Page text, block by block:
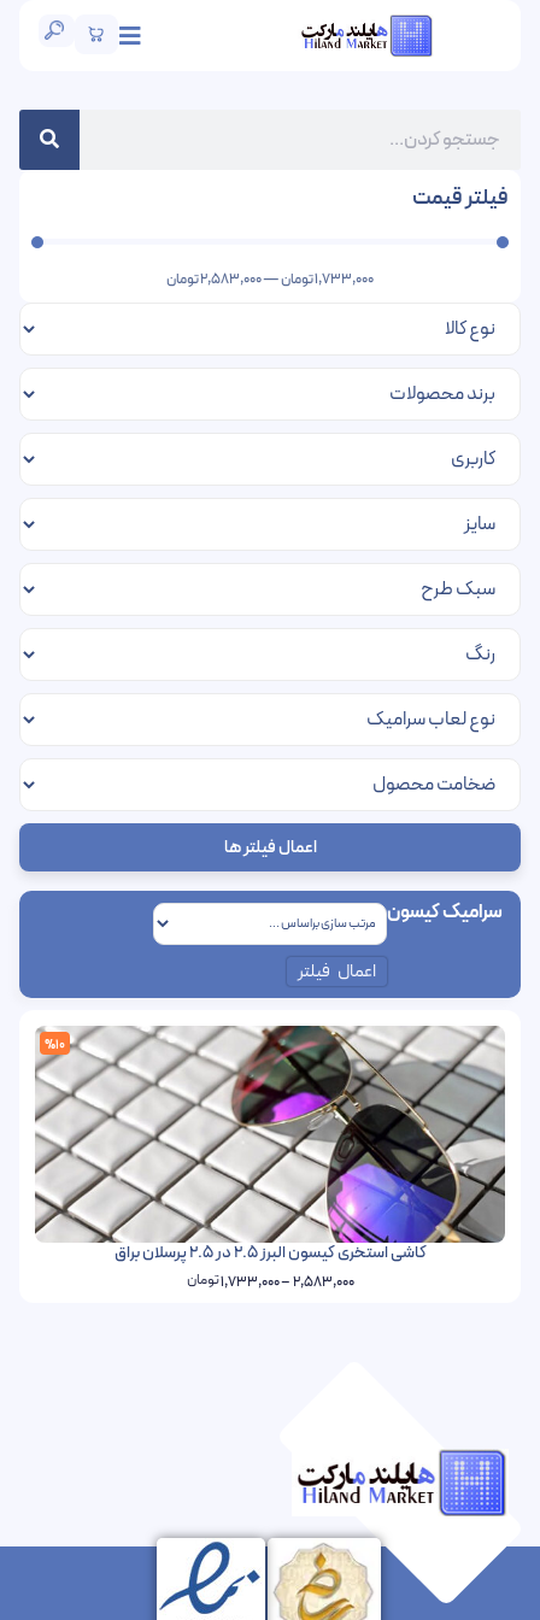
فیلتر قیمت
1,733,000تومان—
2,583,000تومان
اعمال فیلتر ها
سرامیک کیسون
اعمال فیلتر
%10
کاشی استخری کیسون البرز 2.5 در 2.5 پرسلان براق
2,583,000
–
1,733,000تومان